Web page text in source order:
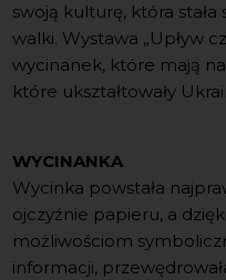
swoją kulturę, która
walki. Wystawa „Upływ
wycinanek, które mają
które ukształtowały
WYCINANKA
Wycinka powstała
ojczyźnie papieru, a
możliwościom
informacji,